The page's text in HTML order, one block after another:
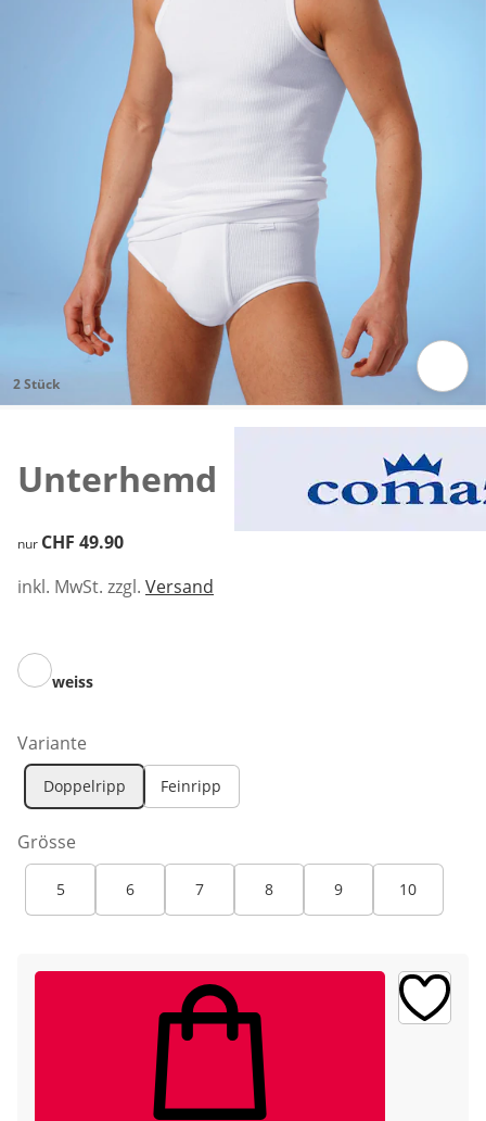
2 Stück
Unterhemd
CHF 49.90
nur CHF 49.90
inkl. MwSt. zzgl. Versand
weiss
Variante
Doppelripp Feinripp
Grösse
5 6 7 8 9 10